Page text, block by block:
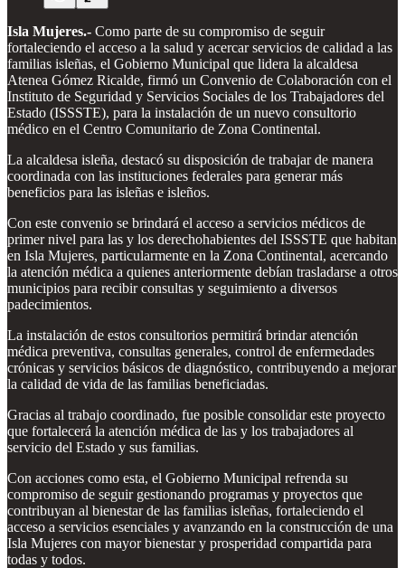
Isla Mujeres.- Como parte de su compromiso de seguir
fortaleciendo el acceso a la salud y acercar servicios de calidad a las
familias isleñas, el Gobierno Municipal que lidera la alcaldesa
Atenea Gómez Ricalde, firmó un Convenio de Colaboración con el
Instituto de Seguridad y Servicios Sociales de los Trabajadores del
Estado (ISSSTE), para la instalación de un nuevo consultorio
médico en el Centro Comunitario de Zona Continental.
La alcaldesa isleña, destacó su disposición de trabajar de manera
coordinada con las instituciones federales para generar más
beneficios para las isleñas e isleños.
Con este convenio se brindará el acceso a servicios médicos de
primer nivel para las y los derechohabientes del ISSSTE que habitan
en Isla Mujeres, particularmente en la Zona Continental, acercando
la atención médica a quienes anteriormente debían trasladarse a otros
municipios para recibir consultas y seguimiento a diversos
padecimientos.
La instalación de estos consultorios permitirá brindar atención
médica preventiva, consultas generales, control de enfermedades
crónicas y servicios básicos de diagnóstico, contribuyendo a mejorar
la calidad de vida de las familias beneficiadas.
Gracias al trabajo coordinado, fue posible consolidar este proyecto
que fortalecerá la atención médica de las y los trabajadores al
servicio del Estado y sus familias.
Con acciones como esta, el Gobierno Municipal refrenda su
compromiso de seguir gestionando programas y proyectos que
contribuyan al bienestar de las familias isleñas, fortaleciendo el
acceso a servicios esenciales y avanzando en la construcción de una
Isla Mujeres con mayor bienestar y prosperidad compartida para
todas y todos.